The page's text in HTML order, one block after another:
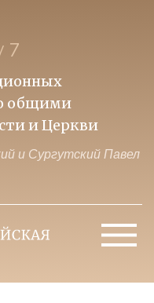
/ 7
общими
и Церкви
и Сургутский Павел